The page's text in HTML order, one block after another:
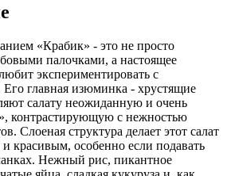
«Крабик» - это не просто
палочками, а настоящее
экспериментировать с
Его главная изюминка - хрустящие
салату неожиданную и очень
контрастирующую с нежностью
Слоеная структура делает этот салат
красивым, особенно если подавать
Нежный рис, пикантное